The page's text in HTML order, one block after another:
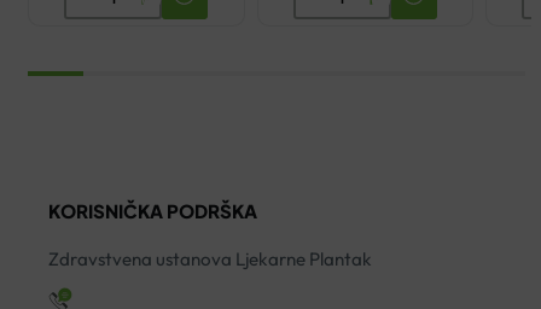
CLEANANCE
200ML
CLASIC
KORISNIČKA PODRŠKA
Zdravstvena ustanova Ljekarne Plantak